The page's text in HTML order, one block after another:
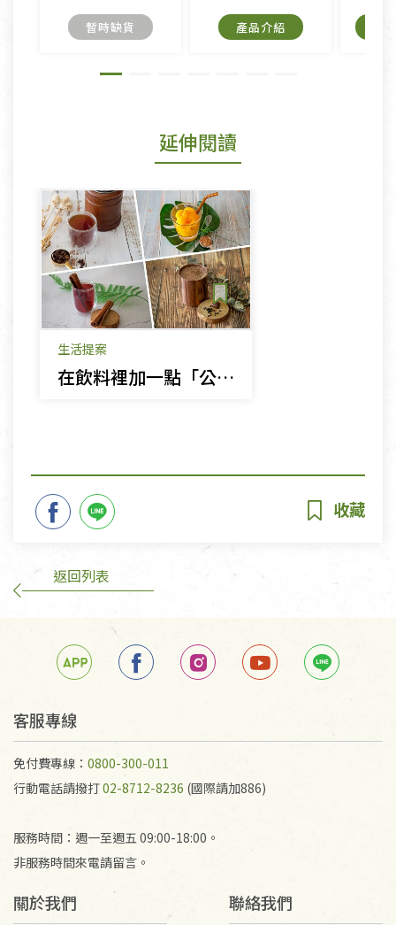
暫時缺貨 產品介紹
延伸閱讀
生活提案
在飲料裡加一點「公平貿易」，一口一口改變世界！
返回列表
客服專線
免付費專線： 0800-300-011
行動電話請撥打02-8712-8236 (國際請加886)
服務時間：週一至週五 09:00-18:00。
非服務時間來電請留言。
關於我們 聯絡我們